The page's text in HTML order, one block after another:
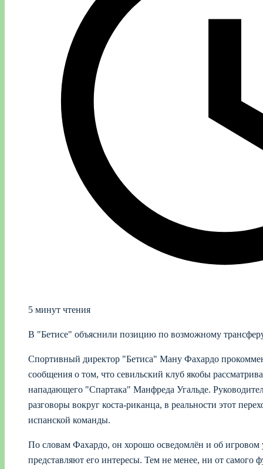
5 минут чтения
В "Бетисе" объяснили позицию по возможному
Спортивный директор "Бетиса" Ману Фахардо
сообщения о том, что севильский клуб якобы
нападающего "Спартака" Манфреда Угальде.
разговоры вокруг коста-риканца, в реальности этот
испанской команды.
По словам Фахардо, он хорошо осведомлён и об игровом
представляют его интересы. Тем не менее, ни от самого